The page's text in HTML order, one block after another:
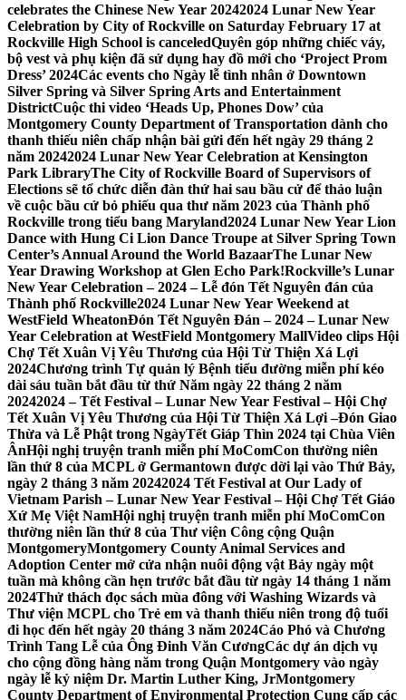
celebrates the Chinese New Year 20242024 Lunar New Year
Celebration by City of Rockville on Saturday February 17 at
Rockville High School is canceledQuyên góp những chiếc váy,
bộ vest và phụ kiện đã sử dụng hay đồ mới cho ‘Project Prom
Dress’ 2024Các events cho Ngày lễ tình nhân ở Downtown
Silver Spring và Silver Spring Arts and Entertainment
DistrictCuộc thi video ‘Heads Up, Phones Dow’ của
Montgomery County Department of Transportation dành cho
thanh thiếu niên chấp nhận bài gửi đến hết ngày 29 tháng 2
năm 20242024 Lunar New Year Celebration at Kensington
Park LibraryThe City of Rockville Board of Supervisors of
Elections sẽ tổ chức diễn đàn thứ hai sau bầu cử để thảo luận
về cuộc bầu cử bỏ phiếu qua thư năm 2023 của Thành phố
Rockville trong tiểu bang Maryland2024 Lunar New Year Lion
Dance with Hung Ci Lion Dance Troupe at Silver Spring Town
Center’s Annual Around the World BazaarThe Lunar New
Year Drawing Workshop at Glen Echo Park!Rockville’s Lunar
New Year Celebration – 2024 – Lễ đón Tết Nguyên đán của
Thành phố Rockville2024 Lunar New Year Weekend at
WestField WheatonĐón Tết Nguyên Đán – 2024 – Lunar New
Year Celebration at WestField Montgomery MallVideo clips Hội
Chợ Tết Xuân Vị Yêu Thương của Hội Từ Thiện Xá Lợi
2024Chương trình Tự quản lý Bệnh tiểu đường miễn phí kéo
dài sáu tuần bắt đầu từ thứ Năm ngày 22 tháng 2 năm
20242024 – Tết Festival – Lunar New Year Festival – Hội Chợ
Tết Xuân Vị Yêu Thương của Hội Từ Thiện Xá Lợi –Đón Giao
Thừa và Lễ Phật trong NgàyTết Giáp Thìn 2024 tại Chùa Viên
ÂnHội nghị truyện tranh miễn phí MoComCon thường niên
lần thứ 8 của MCPL ở Germantown được dời lại vào Thứ Bảy,
ngày 2 tháng 3 năm 20242024 Tết Festival at Our Lady of
Vietnam Parish – Lunar New Year Festival – Hội Chợ Tết Giáo
Xứ Mẹ Việt NamHội nghị truyện tranh miễn phí MoComCon
thường niên lần thứ 8 của Thư viện Công cộng Quận
MontgomeryMontgomery County Animal Services and
Adoption Center mở cửa nhận nuôi động vật Bảy ngày một
tuần mà không cần hẹn trước bắt đầu từ ngày 14 tháng 1 năm
2024Thử thách đọc sách mùa đông với Washing Wizards và
Thư viện MCPL cho Trẻ em và thanh thiếu niên trong độ tuổi
đi học đến hết ngày 20 tháng 3 năm 2024Cáo Phó và Chương
Trình Tang Lễ của Ông Đinh Văn CươngCác dự án dịch vụ
cho cộng đồng hàng năm trong Quận Montgomery vào ngày
ngày lễ kỷ niệm Dr. Martin Luther King, JrMontgomery
County Department of Environmental Protection Cung cấp các